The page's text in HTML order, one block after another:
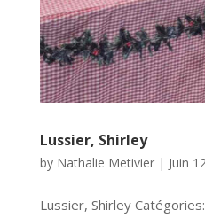
Lussier, Shirley
by Nathalie Metivier| Juin
Lussier, Shirley